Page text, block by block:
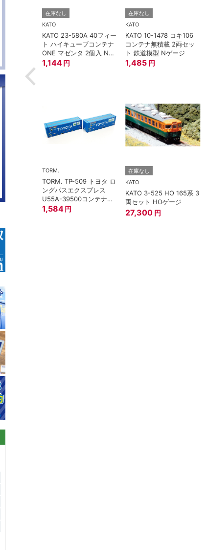
在庫なし
KATO
KATO 23-580A 40フィー
ト ハイキューブコンテナ
ONE マゼンタ 2個入 Nゲ
ージ
1,144 円
在庫なし
KATO
KATO 10-1478 コキ106
コンテナ無積載 2両セッ
ト 鉄道模型 Nゲージ
1,485 円
TORM.
TORM. TP-509 トヨタ ロ
ングパスエクスプレス
U55A-39500コンテナ②
2個入
1,584 円
在庫なし
KATO
KATO 3-525 HO 165系 3
両セット HOゲージ
27,300 円